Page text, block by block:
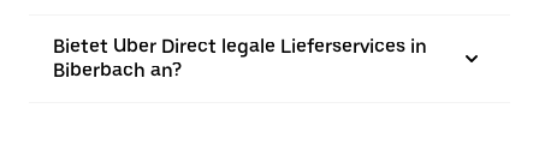
Bietet Uber Direct legale Lieferservices in
Biberbach an?